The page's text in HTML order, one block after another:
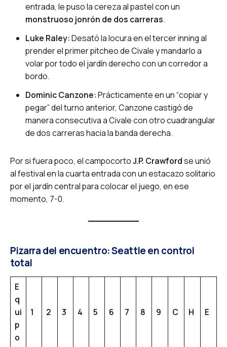
entrada, le puso la cereza al pastel con un
monstruoso jonrón de dos carreras.
Luke Raley:Desató la locura en el tercer inning al
prender el primer pitcheo de Civale y mandarlo a
volar por todo el jardín derecho con un corredor a
bordo.
Dominic Canzone:Prácticamente en un “copiar y
pegar” del turno anterior, Canzone castigó de
manera consecutiva a Civale con otro cuadrangular
de dos carreras hacia la banda derecha.
Por si fuera poco, el campocortoJ.P. Crawfordse unió
al festival en la cuarta entrada con un estacazo solitario
por el jardín central para colocar el juego, en ese
momento, 7-0.
Pizarra del encuentro: Seattle en control
total
E
q
ui
p
o
1 2 3 4 5 6 7 8 9 C H E